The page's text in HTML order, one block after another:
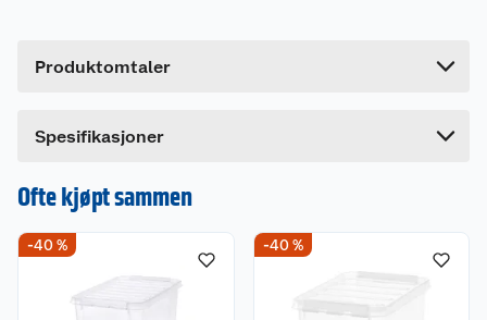
Produktomtaler
Dette produktet har ikke fått noen omtale ennå.
en omtale.
Spesifikasjoner
Lengde
Ofte kjøpt sammen
-40 % -40 %